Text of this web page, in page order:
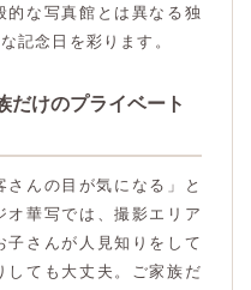
な写真館とは異なる独
記念日を彩ります。
だけのプライベート
さんの目が気になる」と
オ華写では、撮影エリア
子さんが人見知りをして
しても大丈夫。ご家族だ